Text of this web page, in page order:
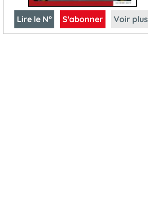
Lire le N° S'abonner Voir plus